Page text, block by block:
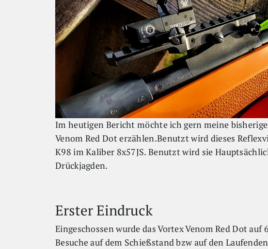
Im heutigen Bericht möchte ich gern meine
Venom Red Dot erzählen.Benutzt wird dieses
K98 im Kaliber 8x57JS. Benutzt wird sie
Drückjagden.
Erster Eindruck
Eingeschossen wurde das Vortex Venom Red Dot
Besuche auf dem Schießstand bzw auf den